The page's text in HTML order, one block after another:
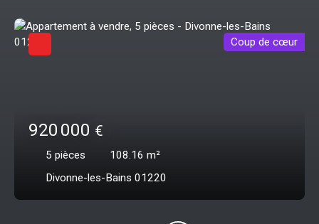
920 000 €
5 pièces 108.16 m²
Divonne-les-Bains 01220
Coup de cœur